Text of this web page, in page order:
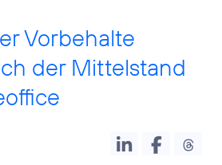
Vorbehalte
der Mittelstand